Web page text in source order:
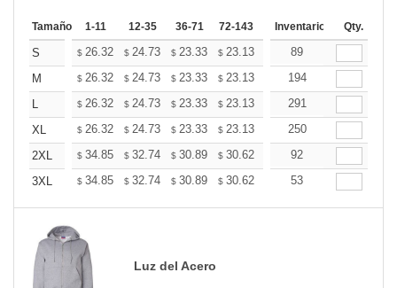
Tamaño 1-11 12-35 36-71 72-143 144-287 288 +
Inventario Qty.
S $ 26.32 $ 24.73 $ 23.33 $ 23.13 22.73
89
M
$ 26.32 $ 24.73 $ 23.33 $ 23.13 22.73
194
L
$ 26.32 $ 24.73 $ 23.33 $ 23.13 22.73
291
XL
$ 26.32 $ 24.73 $ 23.33 $ 23.13 22.73
250
2XL
$ 34.85 $ 32.74 $ 30.89 $ 30.62 30.10
92
3XL
$ 34.85 $ 32.74 $ 30.89 $ 30.62 30.10
53
Luz del Acero